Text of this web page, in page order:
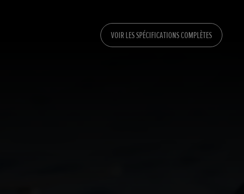
VOIR LES SPÉCIFICATIONS COMPLÈTES